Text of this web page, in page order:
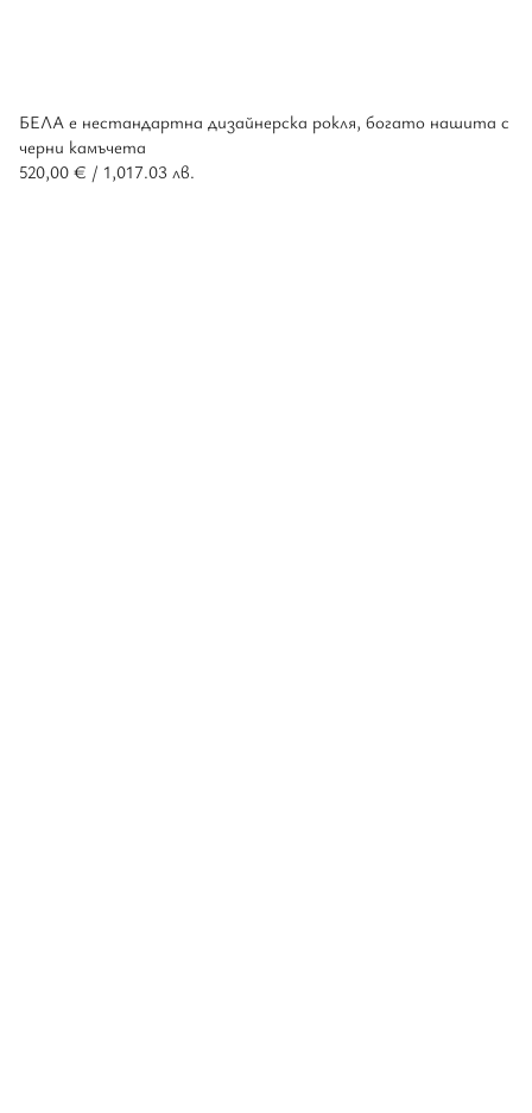
БЕЛА е нестандартна дизайнерска рокля, богато нашита с
черни камъчета
520,00 € / 1,017.03 лв.